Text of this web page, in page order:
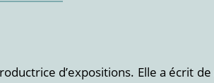
d’expositions. Elle a écrit